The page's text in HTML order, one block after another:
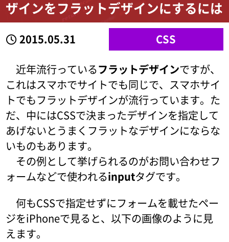
ザインをフラットデザインにするには
2015.05.31 CSS
近年流行っているフラットデザインですが、
これはスマホでサイトでも同じで、スマホサイ
トでもフラットデザインが流行っています。た
だ、中にはCSSで決まったデザインを指定して
あげないとうまくフラットなデザインにならな
いものもあります。
その例として挙げられるのがお問い合わせフ
ォームなどで使われるinputタグです。
何もCSSで指定せずにフォームを載せたペー
ジをiPhoneで見ると、以下の画像のように見
えます。